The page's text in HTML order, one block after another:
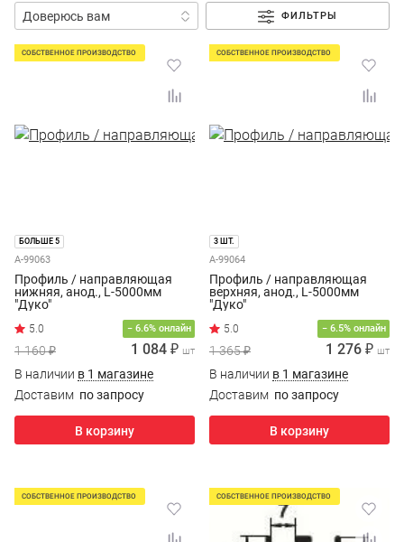
ФИЛЬТРЫ
СОБСТВЕННОЕ ПРОИЗВОДСТВО
БОЛЬШЕ 5
A-99063
Профиль / направляющая
нижняя, анод., L-5000мм
"Дуко"
− 6.6% онлайн
1 160 ₽ 1 084 ₽ шт
В наличии в 1 магазине
Доставим по запросу
В корзину
СОБСТВЕННОЕ ПРОИЗВОДСТВО
3 ШТ.
A-99064
Профиль / направляющая
верхняя, анод., L-5000мм
"Дуко"
− 6.5% онлайн
1 365 ₽ 1 276 ₽ шт
В наличии в 1 магазине
Доставим по запросу
В корзину
СОБСТВЕННОЕ ПРОИЗВОДСТВО СОБСТВЕННОЕ ПРОИЗВОДСТВО